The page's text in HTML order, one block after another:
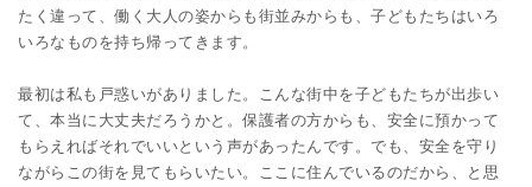
たく違って、働く大人の姿からも街並みからも、子どもたちはいろ
いろなものを持ち帰ってきます。
最初は私も戸惑いがありました。こんな街中を子どもたちが出歩い
て、本当に大丈夫だろうかと。保護者の方からも、安全に預かって
もらえればそれでいいという声があったんです。でも、安全を守り
ながらこの街を見てもらいたい。ここに住んでいるのだから、と思